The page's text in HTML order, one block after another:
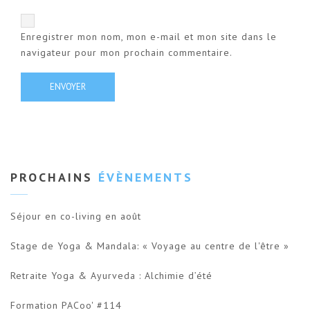
Enregistrer mon nom, mon e-mail et mon site dans le
navigateur pour mon prochain commentaire.
PROCHAINS ÉVÈNEMENTS
Séjour en co-living en août
Stage de Yoga & Mandala: « Voyage au centre de l'être »
Retraite Yoga & Ayurveda : Alchimie d’été
Formation PACoo' #114